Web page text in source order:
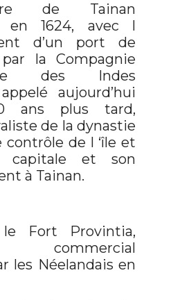
de Tainan
en 1624, avec l
d’un port de
la Compagnie
des Indes
aujourd’hui
ans plus tard,
de la dynastie
de l ‘île et
capitale et son
à Tainan.
le Fort Provintia,
commercial
les Néelandais en